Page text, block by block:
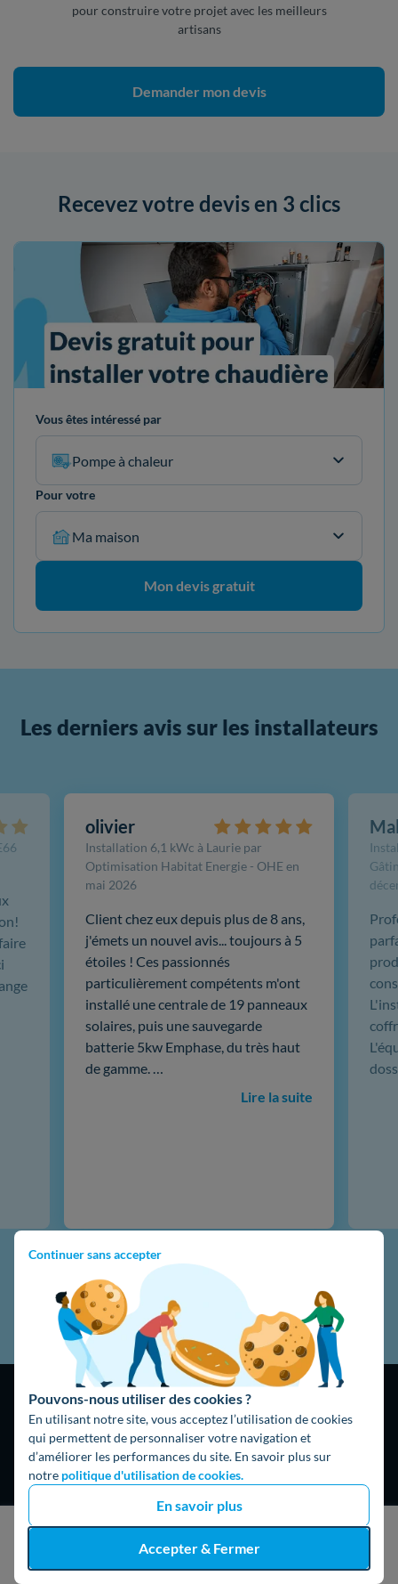
Continuer sans accepter
Pouvons-nous utiliser des cookies ?
En utilisant notre site, vous acceptez l’utilisation de cookies
qui permettent de personnaliser votre navigation et
d’améliorer les performances du site. En savoir plus sur
notre politique d'utilisation de cookies.
En savoir plus
Accepter & Fermer
J'obtiens un devis gratuit
pour construire votre projet avec les meilleurs
artisans
Demander mon devis
Recevez votre devis en 3 clics
Vous êtes intéressé par
Pompe à chaleur
Pour votre
Ma maison
Mon devis gratuit
Les derniers avis sur les installateurs
olivier
Installation 6,1 kWc à Laurie par
Optimisation Habitat Energie - OHE en
mai 2026
Client chez eux depuis plus de 8 ans,
j'émets un nouvel avis... toujours à 5
étoiles ! Ces passionnés
particulièrement compétents m'ont
installé une centrale de 19 panneaux
solaires, puis une sauvegarde
batterie 5kw Emphase, du très haut
de gamme. …
Lire la suite
4,9
16325 avis Google